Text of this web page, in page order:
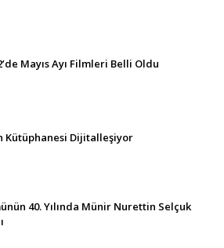
Mayıs Ayı Filmleri Belli Oldu
Kütüphanesi Dijitalleşiyor
40. Yılında Münir Nurettin Selçuk